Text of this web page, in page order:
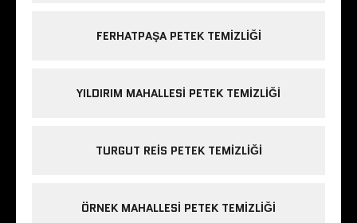
FERHATPAŞA PETEK TEMIZLIĞI
YILDIRIM MAHALLESI PETEK TEMIZLIĞI
TURGUT REIS PETEK TEMIZLIĞI
ÖRNEK MAHALLESI PETEK TEMIZLIĞI